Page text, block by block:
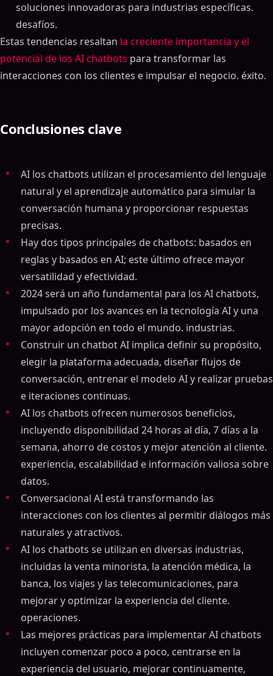
soluciones innovadoras para industrias específicas.
desafíos.
Estas tendencias resaltan la creciente importancia y el
potencial de los AI chatbots para transformar las
interacciones con los clientes e impulsar el negocio. éxito.
Conclusiones clave
AI los chatbots utilizan el procesamiento del lenguaje
natural y el aprendizaje automático para simular la
conversación humana y proporcionar respuestas
precisas.
Hay dos tipos principales de chatbots: basados en
reglas y basados en AI; este último ofrece mayor
versatilidad y efectividad.
2024 será un año fundamental para los AI chatbots,
impulsado por los avances en la tecnología AI y una
mayor adopción en todo el mundo. industrias.
Construir un chatbot AI implica definir su propósito,
elegir la plataforma adecuada, diseñar flujos de
conversación, entrenar el modelo AI y realizar pruebas
e iteraciones continuas.
AI los chatbots ofrecen numerosos beneficios,
incluyendo disponibilidad 24 horas al día, 7 días a la
semana, ahorro de costos y mejor atención al cliente.
experiencia, escalabilidad e información valiosa sobre
datos.
Conversacional AI está transformando las
interacciones con los clientes al permitir diálogos más
naturales y atractivos.
AI los chatbots se utilizan en diversas industrias,
incluidas la venta minorista, la atención médica, la
banca, los viajes y las telecomunicaciones, para
mejorar y optimizar la experiencia del cliente.
operaciones.
Las mejores prácticas para implementar AI chatbots
incluyen comenzar poco a poco, centrarse en la
experiencia del usuario, mejorar continuamente,